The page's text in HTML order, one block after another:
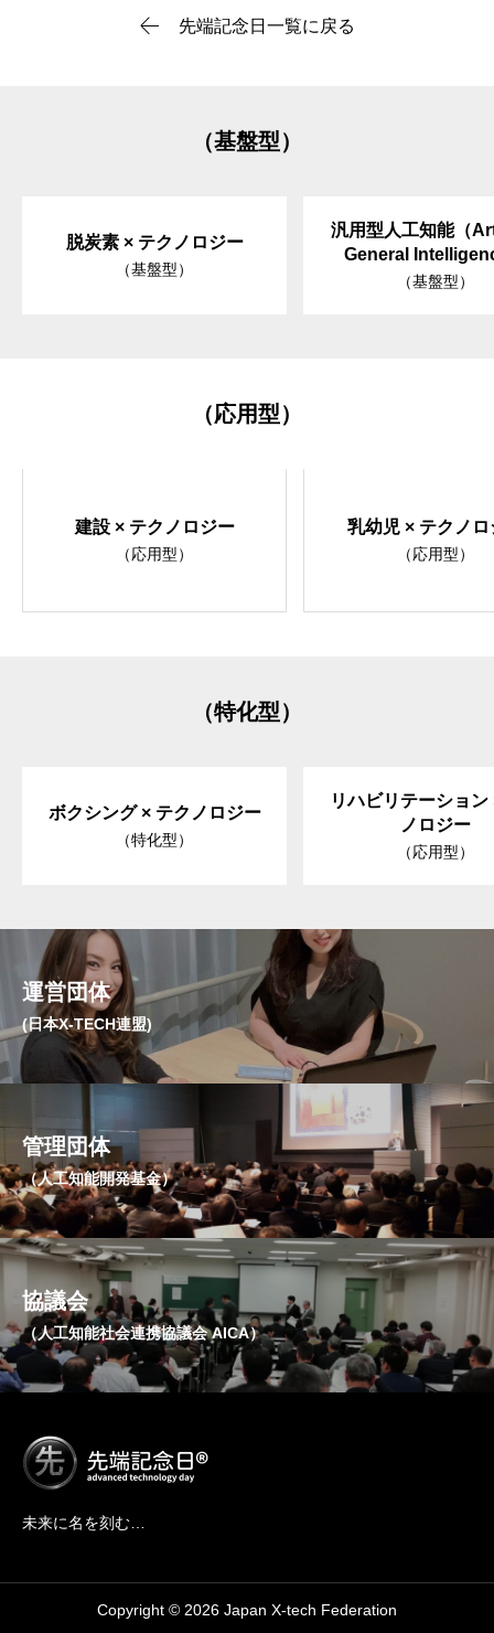
先端記念日一覧に戻る
（基盤型）
脱炭素 × テクノロジー
（基盤型）
汎用型人工知能（
General
（基盤型）
（応用型）
建設 × テクノロジー
（応用型）
乳幼児 × テクノロ
（応用型）
（特化型）
ボクシング × テクノロジー
（特化型）
リハビリテーション
ノロジー
（応用型）
運営団体
(日本X-TECH連盟)
管理団体
（人工知能開発基金）
協議会
（人工知能社会連携協議会 AICA）
未来に名を刻む…
Copyright © 2026 Japan X-tech Federation